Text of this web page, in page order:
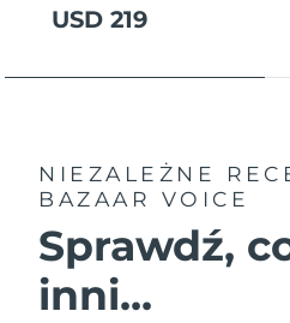
USD 219
NIEZALEŻNE
BAZAAR VOICE
Sprawdź,
inni...